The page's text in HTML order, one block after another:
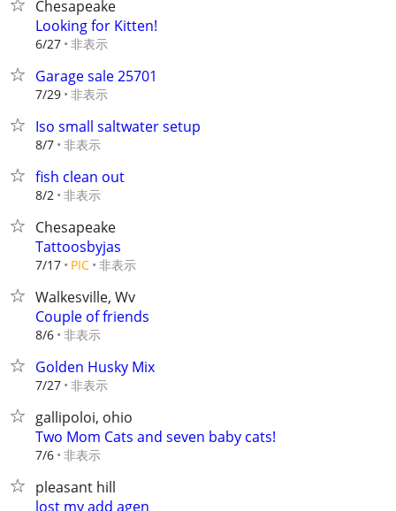
Chesapeake
Looking for Kitten!
6/27 非表示
Garage sale 25701
7/29 非表示
Iso small saltwater setup
8/7 非表示
fish clean out
8/2 非表示
Chesapeake
Tattoosbyjas
7/17 PIC 非表示
Walkesville, Wv
Couple of friends
8/6 非表示
Golden Husky Mix
7/27 非表示
gallipoloi, ohio
Two Mom Cats and seven baby cats!
7/6 非表示
pleasant hill
lost my add agen